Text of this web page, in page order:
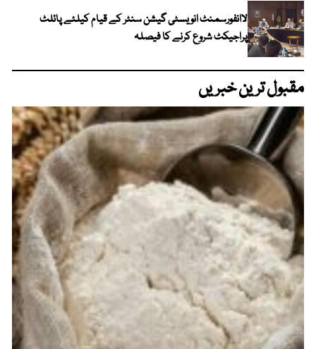
لاانفورسمنٹ انویسٹی گیشن سنٹر کے قیام کیلئے پائلٹ
پراجیکٹ شروع کرنے کا فیصلہ
مقبول ترین خبریں